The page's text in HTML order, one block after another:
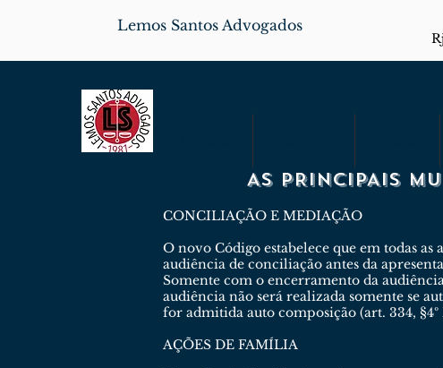
Lemos Santos Advogados
AS PRINCIPAIS
CONCILIAÇÃO E MEDIAÇÃO
O novo Código estabelece que em todas
audiência de conciliação antes da
Somente com o encerramento da
audiência não será realizada somente se
for admitida auto composição (art. 334, §4º
AÇÕES DE FAMÍLIA